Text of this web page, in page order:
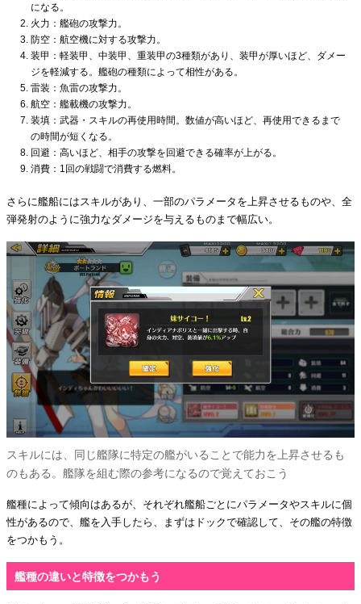
になる。
火力：艦砲の攻撃力。
防空：航空機に対する攻撃力。
装甲：軽装甲、中装甲、重装甲の3種類があり、装甲が厚いほど、ダメー
ジを軽減する。艦砲の種類によって相性がある。
雷装：魚雷の攻撃力。
航空：艦載機の攻撃力。
装填：武器・スキルの再使用時間。数値が高いほど、再使用できるまで
の時間が短くなる。
回避：高いほど、相手の攻撃を回避できる確率が上がる。
消費：1回の戦闘で消費する燃料。
さらに艦船にはスキルがあり、一部のパラメータを上昇させるものや、全
弾発射のように強力なダメージを与えるものまで幅広い。
スキルには、同じ艦隊に特定の艦がいることで能力を上昇させるも
のもある。艦隊を組む際の参考になるので覚えておこう
艦種によって傾向はあるが、それぞれ艦船ごとにパラメータやスキルに個
性があるので、艦を入手したら、まずはドックで確認して、その艦の特徴
をつかもう。
艦種の違いと特徴をつかもう